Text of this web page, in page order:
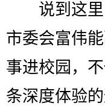
说到这里
市委会富伟
事进校园，
条深度体验